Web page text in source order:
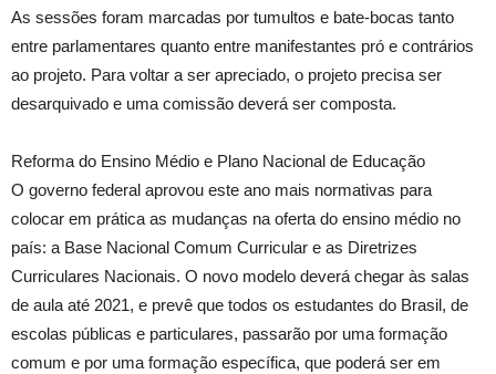
As sessões foram marcadas por tumultos e bate-bocas tanto
entre parlamentares quanto entre manifestantes pró e contrários
ao projeto. Para voltar a ser apreciado, o projeto precisa ser
desarquivado e uma comissão deverá ser composta.
Reforma do Ensino Médio e Plano Nacional de Educação
O governo federal aprovou este ano mais normativas para
colocar em prática as mudanças na oferta do ensino médio no
país: a Base Nacional Comum Curricular e as Diretrizes
Curriculares Nacionais. O novo modelo deverá chegar às salas
de aula até 2021, e prevê que todos os estudantes do Brasil, de
escolas públicas e particulares, passarão por uma formação
comum e por uma formação específica, que poderá ser em